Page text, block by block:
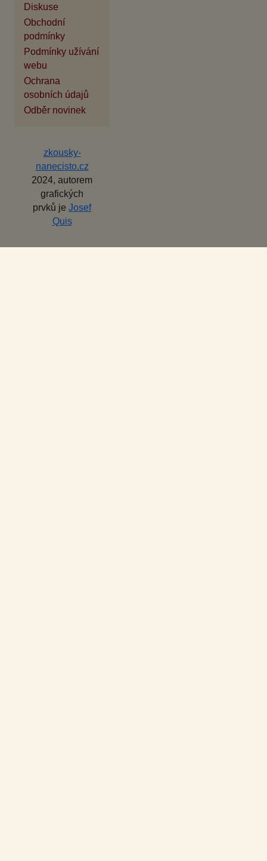
Diskuse
Obchodní
podmínky
Podmínky užívání
webu
Ochrana
osobních údajů
Odběr novinek
zkousky-
nanecisto.cz
2024, autorem
grafických
prvků je Josef
Quis